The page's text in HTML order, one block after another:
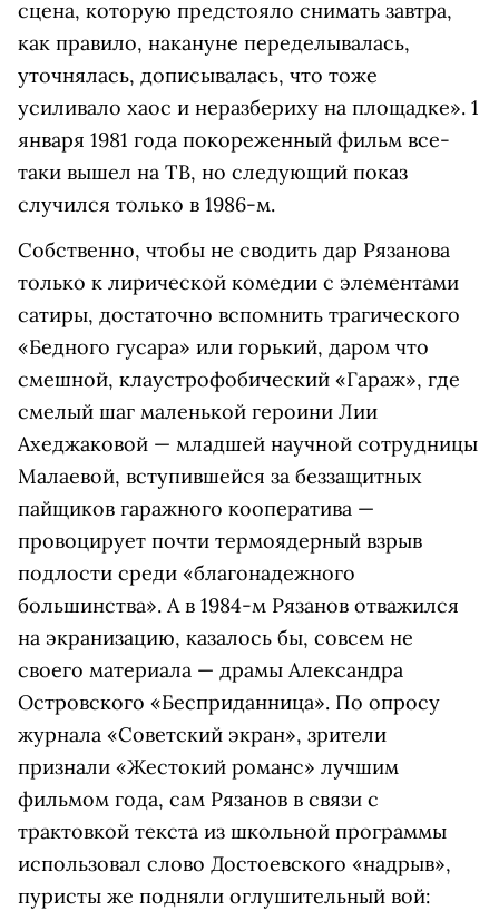
сцена, которую предстояло снимать завтра,
как правило, накануне переделывалась,
уточнялась, дописывалась, что тоже
усиливало хаос и неразбериху на площадке». 1
января 1981 года покореженный фильм все-
таки вышел на ТВ, но следующий показ
случился только в 1986-м.
Собственно, чтобы не сводить дар Рязанова
только к лирической комедии с элементами
сатиры, достаточно вспомнить трагического
«Бедного гусара» или горький, даром что
смешной, клаустрофобический «Гараж», где
смелый шаг маленькой героини Лии
Ахеджаковой — младшей научной сотрудницы
Малаевой, вступившейся за беззащитных
пайщиков гаражного кооператива —
провоцирует почти термоядерный взрыв
подлости среди «благонадежного
большинства». А в 1984-м Рязанов отважился
на экранизацию, казалось бы, совсем не
своего материала — драмы Александра
Островского «Бесприданница». По опросу
журнала «Советский экран», зрители
признали «Жестокий романс» лучшим
фильмом года, сам Рязанов в связи с
трактовкой текста из школьной программы
использовал слово Достоевского «надрыв»,
пуристы же подняли оглушительный вой: